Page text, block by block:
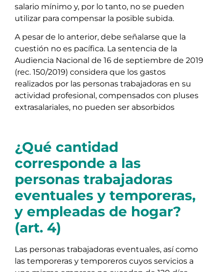
salario mínimo y, por lo tanto, no se pueden
utilizar para compensar la posible subida.
A pesar de lo anterior, debe señalarse que la
cuestión no es pacífica. La sentencia de la
Audiencia Nacional de 16 de septiembre de 2019
(rec. 150/2019) considera que los gastos
realizados por las personas trabajadoras en su
actividad profesional, compensados con pluses
extrasalariales, no pueden ser absorbidos
¿Qué cantidad
corresponde a las
personas trabajadoras
eventuales y temporeras,
y empleadas de hogar?
(art. 4)
Las personas trabajadoras eventuales, así como
las temporeras y temporeros cuyos servicios a